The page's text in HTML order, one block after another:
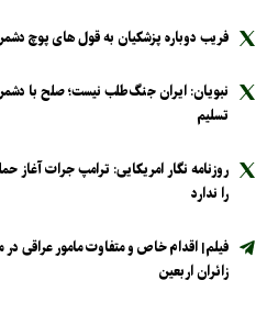
فریب دوباره پزشکیان به قول های پوچ
نبویان: ایران جنگ‌طلب نیست؛ صلح با
تسلیم
روزنامه نگار امریکایی: ترامپ جرات آغاز
را ندارد
فیلم| اقدام خاص و متفاوت مامور عراقی در
زائران اربعین